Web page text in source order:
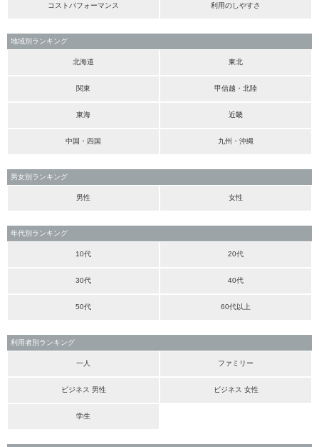
コストパフォーマンス 利用のしやすさ
地域別ランキング
北海道 東北
関東 甲信越・北陸
東海 近畿
中国・四国 九州・沖縄
男女別ランキング
男性 女性
年代別ランキング
10代 20代
30代 40代
50代 60代以上
利用者別ランキング
一人 ファミリー
ビジネス 男性 ビジネス 女性
学生